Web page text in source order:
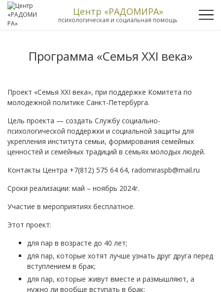
Центр «РАДОМИРА»
психологическая и социальная помощь
Программа «Семья XXI века»
Проект «Семья XXI века», при поддержке Комитета по
молодежной политике Санкт-Петербурга.
Цель проекта — создать Службу социально-
психологической поддержки и социальной защиты для
укрепления института семьи, формирования семейных
ценностей и семейных традиций в семьях молодых людей.
Контакты Центра +7(812) 575 64 64, radomiraspb@mail.ru
Сроки реализации: май – ноябрь 2024г.
Участие в мероприятиях бесплатное.
Этот проект:
для пар в возрасте до 40 лет;
для пар, которые хотят лучше узнать друг друга перед
вступлением в брак;
для пар, которые живут вместе и размышляют, а
нужно ли вообще вступать в брак;